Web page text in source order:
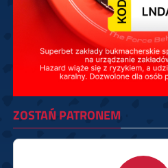
ZOSTAŃ PATRONEM